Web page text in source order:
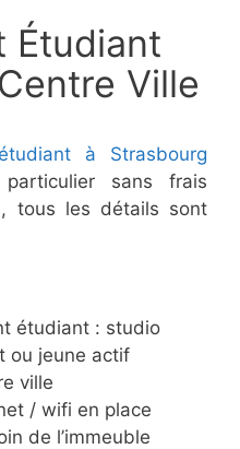
Étudiant
Ville
à Strasbourg
sans frais
tous les détails sont
étudiant : studio
ou jeune actif
ville
/ wifi en place
de l’immeuble